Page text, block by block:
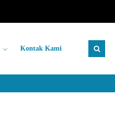
Kontak Kami